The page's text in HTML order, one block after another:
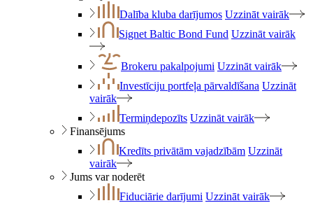
Dalība kluba darījumos Uzzināt vairāk
Signet Baltic Bond Fund Uzzināt vairāk
Brokeru pakalpojumi Uzzināt vairāk
Investīciju portfeļa pārvaldīšana Uzzināt
vairāk
Termiņdepozīts Uzzināt vairāk
Finansējums
Kredīts privātām vajadzībām Uzzināt
vairāk
Jums var noderēt
Fiduciārie darījumi Uzzināt vairāk